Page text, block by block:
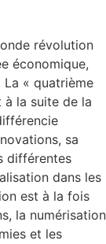
révolution
économique,
« quatrième
la suite de la
sa
différentes
dans les
est à la fois
la numérisation
et les